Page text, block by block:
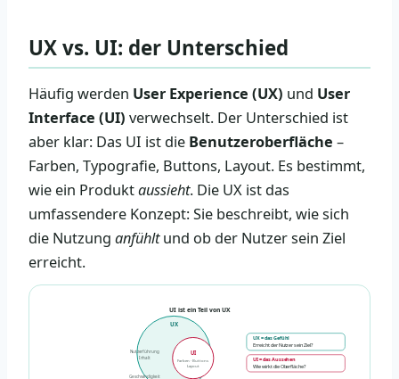
UX vs. UI: der Unterschied
Häufig werden User Experience (UX) und User
Interface (UI) verwechselt. Der Unterschied ist
aber klar: Das UI ist die Benutzeroberfläche –
Farben, Typografie, Buttons, Layout. Es bestimmt,
wie ein Produktaussieht. Die UX ist das
umfassendere Konzept: Sie beschreibt, wie sich
die Nutzung anfühltund ob der Nutzer sein Ziel
erreicht.
UI ist ein Teil von UX
UX
Nutzerführung
Inhalt
Geschwindigkeit
UI
Farben · Buttons
Layout
UX = das Gefühl
Erreicht der Nutzer sein Ziel?
UI = das Aussehen
Wie wirkt die Oberfläche?